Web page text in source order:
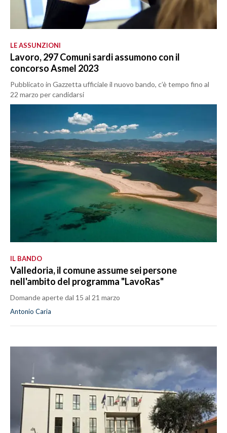
LE ASSUNZIONI
Lavoro, 297 Comuni sardi assumono con il
concorso Asmel 2023
Pubblicato in Gazzetta ufficiale il nuovo bando, c’è tempo fino al
22 marzo per candidarsi
IL BANDO
Valledoria, il comune assume sei persone
nell'ambito del programma "LavoRas"
Domande aperte dal 15 al 21 marzo
Antonio Caria